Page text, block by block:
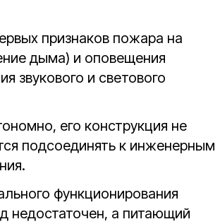
признаков пожара на
дыма) и оповещения
звукового и светового
его конструкция не
подсоединять к инженерным
функционирования
недостаточен, а питающий